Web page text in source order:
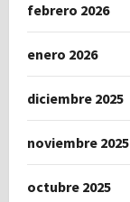
febrero 2026
enero 2026
diciembre 2025
noviembre 2025
octubre 2025